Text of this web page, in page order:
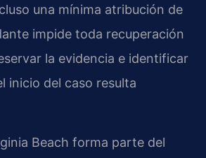
una mínima atribución de
impide toda recuperación
la evidencia e identificar
inicio del caso resulta
Beach forma parte del